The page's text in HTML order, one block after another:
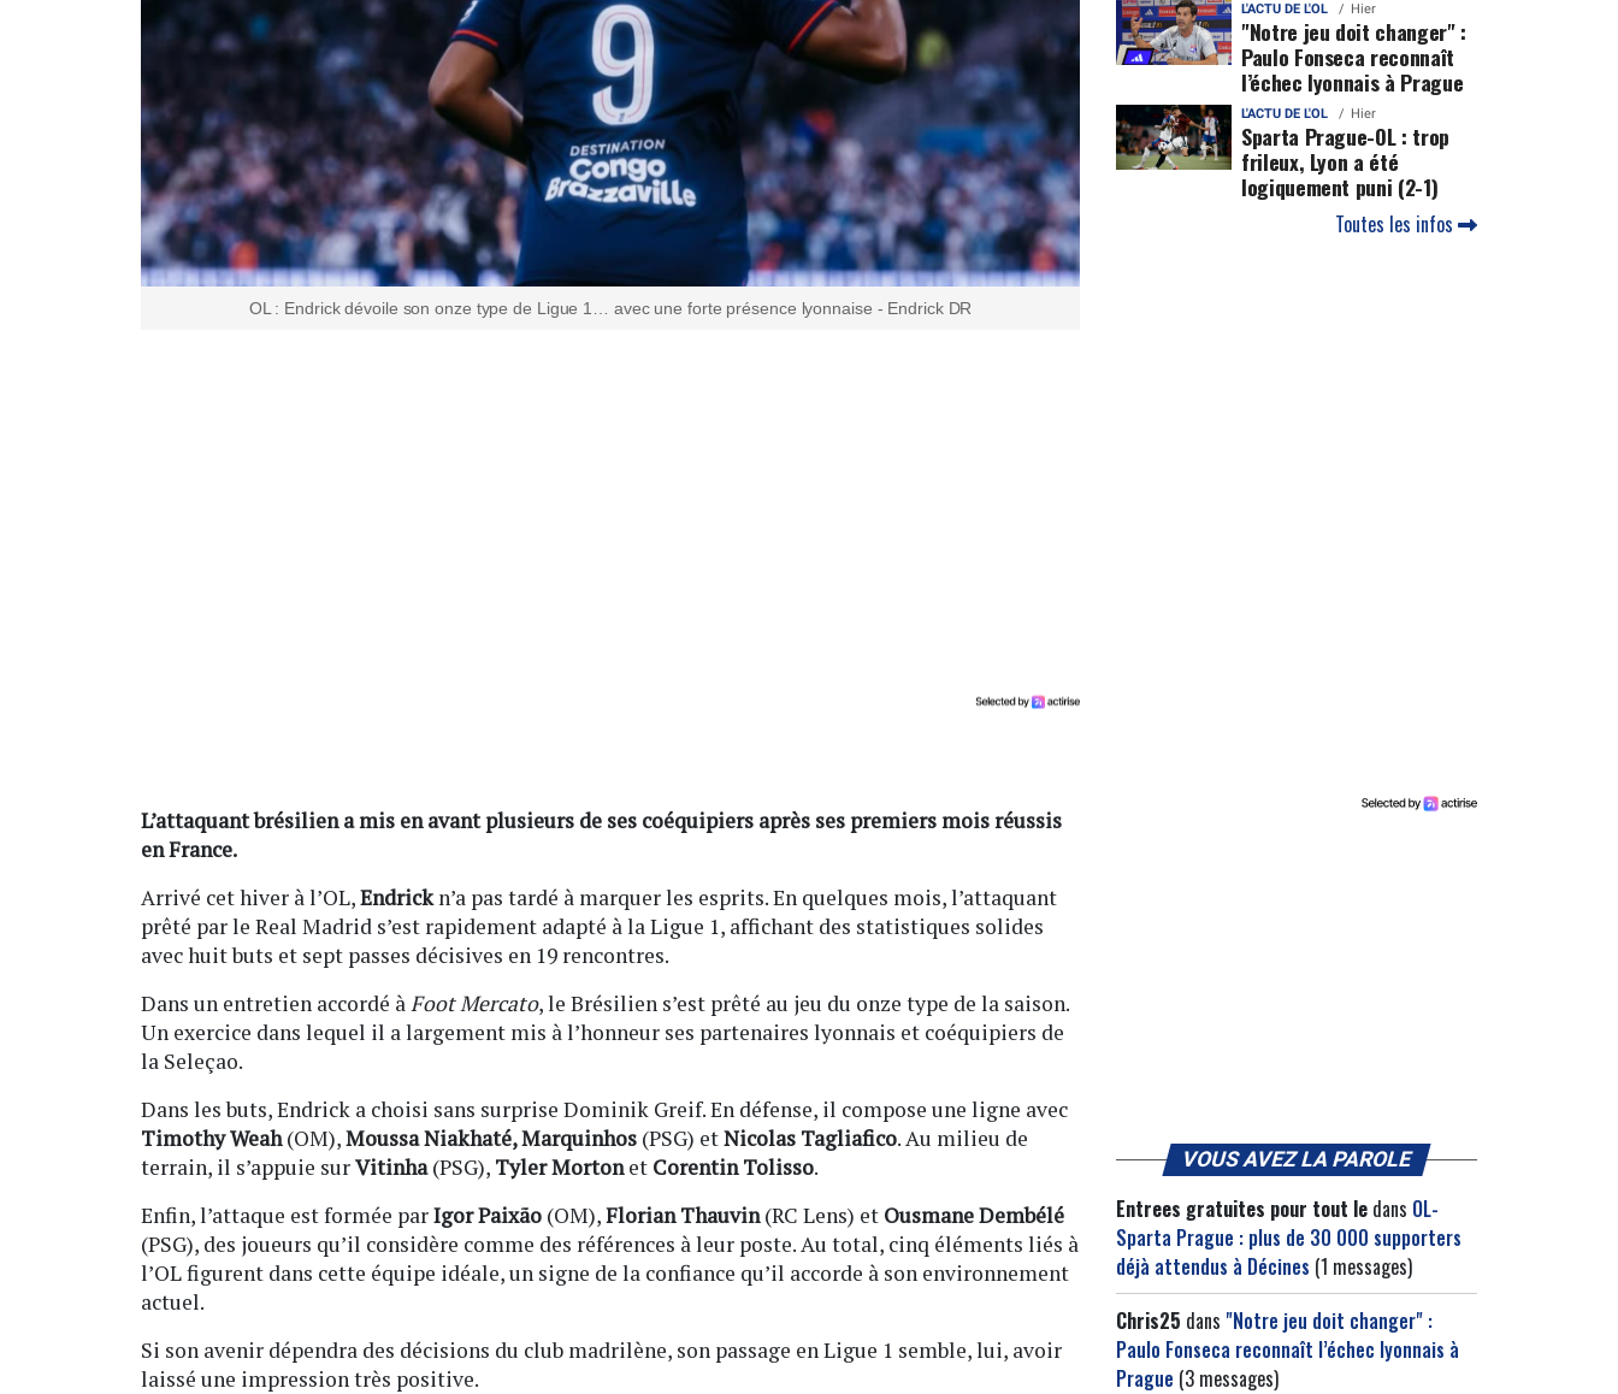
OL : Endrick dévoile son onze type de Ligue 1… avec une forte présence lyonnaise - Endrick DR
L’attaquant brésilien a mis en avant plusieurs de ses coéquipiers après ses premiers mois réussis
en France.
Arrivé cet hiver à l’OL,Endrickn’a pas tardé à marquer les esprits. En quelques mois, l’attaquant
prêté par le Real Madrid s’est rapidement adapté à la Ligue 1, affichant des statistiques solides
avec huit buts et sept passes décisives en 19 rencontres.
Dans un entretien accordé àFoot Mercato, le Brésilien s’est prêté au jeu du onze type de la saison.
Un exercice dans lequel il a largement mis à l’honneur ses partenaires lyonnais et coéquipiers de
la Seleçao.
Dans les buts, Endrick a choisi sans surprise Dominik Greif. En défense, il compose une ligne avec
Timothy Weah(OM),Moussa Niakhaté, Marquinhos (PSG) etNicolas Tagliafico. Au milieu de
terrain, il s’appuie surVitinha(PSG), Tyler Mortonet Corentin Tolisso.
Enfin, l’attaque est formée parIgor Paixão (OM),Florian Thauvin(RC Lens) et Ousmane Dembélé
(PSG), des joueurs qu’il considère comme des références à leur poste. Au total, cinq éléments liés à
l’OL figurent dans cette équipe idéale, un signe de la confiance qu’il accorde à son environnement
actuel.
Si son avenir dépendra des décisions du club madrilène, son passage en Ligue 1 semble, lui, avoir
laissé une impression très positive.
L'ACTU DE L'OL Hier
"Notre jeu doit changer" :
Paulo Fonseca reconnaît
l’échec lyonnais à Prague
L'ACTU DE L'OL Hier
Sparta Prague-OL : trop
frileux, Lyon a été
logiquement puni (2-1)
Toutes les infos
VOUS AVEZ LA PAROLE
Entrees gratuites pour tout le dans OL-
Sparta Prague : plus de 30 000 supporters
déjà attendus à Décines (1 messages)
Chris25 dans "Notre jeu doit changer" :
Paulo Fonseca reconnaît l’échec lyonnais à
Prague (3 messages)